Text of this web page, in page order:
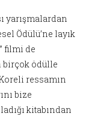
yarışmalardan
Ödülü’ne layık
filmi de
birçok ödülle
ressamın
bize
kitabından